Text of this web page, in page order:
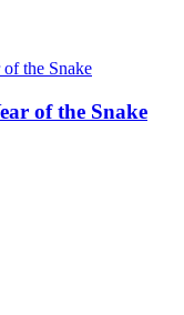
of the Snake